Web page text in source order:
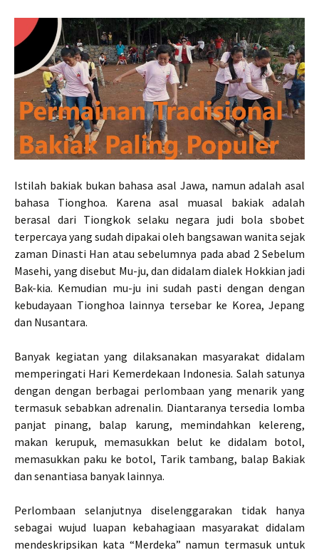
Istilah bakiak bukan bahasa asal Jawa, namun adalah asal
bahasa Tionghoa. Karena asal muasal bakiak adalah
berasal dari Tiongkok selaku negara judi bola sbobet
terpercaya yang sudah dipakai oleh bangsawan wanita sejak
zaman Dinasti Han atau sebelumnya pada abad 2 Sebelum
Masehi, yang disebut Mu-ju, dan didalam dialek Hokkian jadi
Bak-kia. Kemudian mu-ju ini sudah pasti dengan dengan
kebudayaan Tionghoa lainnya tersebar ke Korea, Jepang
dan Nusantara.
Banyak kegiatan yang dilaksanakan masyarakat didalam
memperingati Hari Kemerdekaan Indonesia. Salah satunya
dengan dengan berbagai perlombaan yang menarik yang
termasuk sebabkan adrenalin. Diantaranya tersedia lomba
panjat pinang, balap karung, memindahkan kelereng,
makan kerupuk, memasukkan belut ke didalam botol,
memasukkan paku ke botol, Tarik tambang, balap Bakiak
dan senantiasa banyak lainnya.
Perlombaan selanjutnya diselenggarakan tidak hanya
sebagai wujud luapan kebahagiaan masyarakat didalam
mendeskripsikan kata “Merdeka” namun termasuk untuk